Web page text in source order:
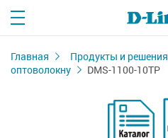
Главная Продукты и решения
оптоволокну
DMS-1100-10TP